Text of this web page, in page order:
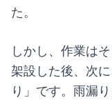
た。
しかし、作業は
架設した後、次
り」です。雨漏